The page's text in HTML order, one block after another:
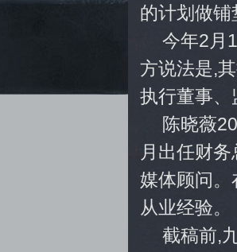
的计划做铺
今年2月
方说法是,
执行董事
陈晓薇
月出任财
媒体顾问
从业经验。
截稿前,